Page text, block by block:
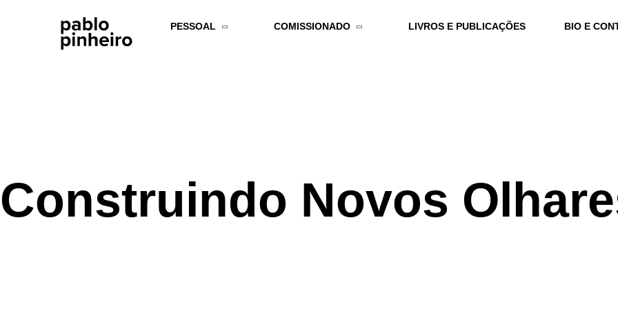
PESSOAL COMISSIONADO LIVROS E PUBLICAÇÕES BIO E
Construindo Novos